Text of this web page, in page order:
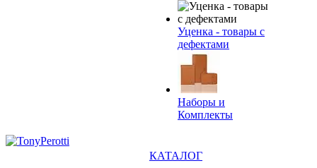
Уценка - товары с
дефектами
Наборы и
Комплекты
КАТАЛОГ